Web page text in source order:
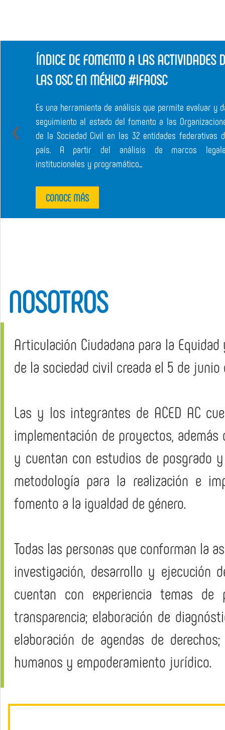
ÍNDICE DE FOMENTO A LAS ACTIVIDADES
LAS OSC EN MÉXICO #IFAOSC
Es una herramienta de análisis que permite evaluar y
seguimiento al estado del fomento a las
de la Sociedad Civil en las 32 entidades federativas
país. A partir del análisis de marcos
institucionales y programático...
CONOCE MÁS
❮
NOSOTROS
Articulación Ciudadana para la
de la sociedad civil creada el 5 de junio
Las y los integrantes de ACED AC
implementación de proyectos,
y cuentan con estudios de posgrado
metodología para la realización e
fomento a la igualdad de género.
Todas las personas que conforman la
investigación, desarrollo y ejecución
cuentan con experiencia temas de
transparencia; elaboración de
elaboración de agendas de
humanos y empoderamiento jurídico.